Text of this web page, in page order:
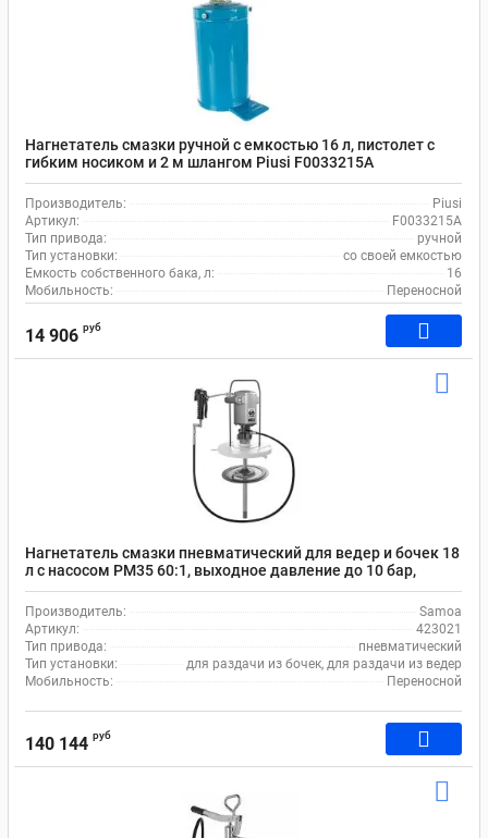
Нагнетатель смазки ручной с емкостью 16 л, пистолет с
гибким носиком и 2 м шлангом Piusi F0033215A
Производитель:
Piusi
Артикул:
F0033215A
Тип привода:
ручной
Тип установки:
со своей емкостью
Емкость собственного бака, л:
16
Мобильность:
Переносной
14 906 руб
Нагнетатель смазки пневматический для ведер и бочек 18
л с насосом РМ35 60:1, выходное давление до 10 бар,
Samoa 423021
Производитель:
Samoa
Артикул:
423021
Тип привода:
пневматический
Тип установки:
для раздачи из бочек, для раздачи из ведер
Мобильность:
Переносной
140 144 руб